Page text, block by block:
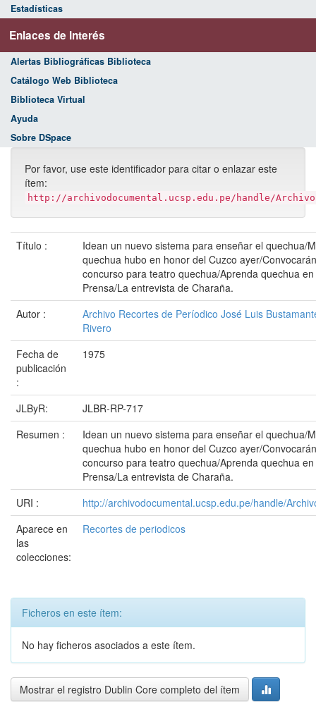
Estadísticas
Enlaces de Interés
Alertas Bibliográficas Biblioteca
Catálogo Web Biblioteca
Biblioteca Virtual
Ayuda
Sobre DSpace
Por favor, use este identificador para citar o enlazar este
ítem:
http://archivodocumental.ucsp.edu.pe/handle/
Título :
Idean un nuevo sistema para enseñar el quechua/
quechua hubo en honor del Cuzco ayer/Convocarán
concurso para teatro quechua/Aprenda quechua
Prensa/La entrevista de Charaña.
Autor :
Archivo Recortes de Períodico José Luis
Rivero
Fecha de
publicación
:
1975
JLByR:
JLBR-RP-717
Resumen :
Idean un nuevo sistema para enseñar el quechua/
quechua hubo en honor del Cuzco ayer/Convocarán
concurso para teatro quechua/Aprenda quechua
Prensa/La entrevista de Charaña.
URI :
http://archivodocumental.ucsp.edu.pe/handle/
Aparece en
las
colecciones:
Recortes de periodicos
Ficheros en este ítem:
No hay ficheros asociados a este ítem.
Mostrar el registro Dublin Core completo del ítem